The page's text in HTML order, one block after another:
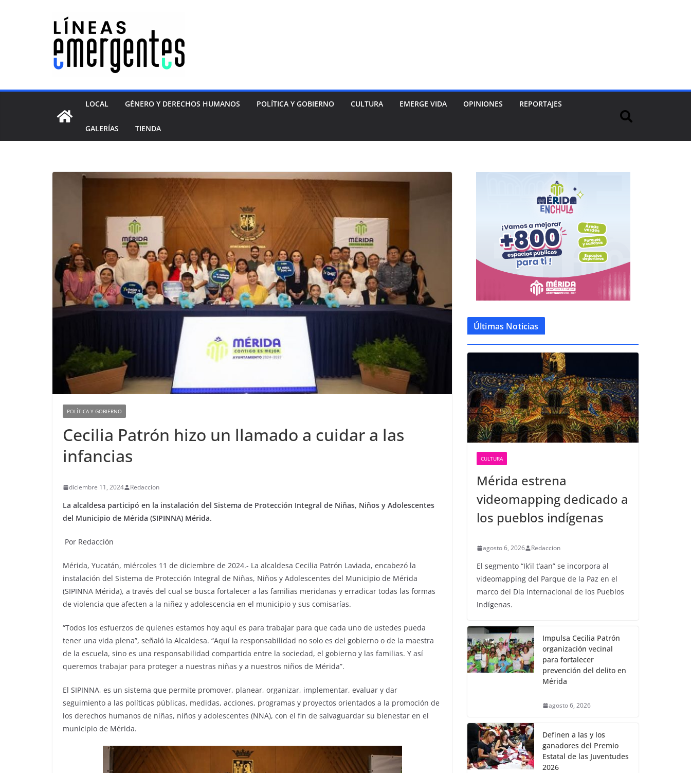
LOCAL GÉNERO Y DERECHOS HUMANOS POLÍTICA Y GOBIERNO CULTURA EMERGE VIDA OPINIONES REPORTAJES
GALERÍAS TIENDA
POLÍTICA Y GOBIERNO
Cecilia Patrón hizo un llamado a cuidar a las
infancias
diciembre 11, 2024 Redaccion
La alcaldesa participó en la instalación del Sistema de Protección Integral de Niñas, Niños y Adolescentes
del Municipio de Mérida (SIPINNA) Mérida.
Por Redacción
Mérida, Yucatán, miércoles 11 de diciembre de 2024.- La alcaldesa Cecilia Patrón Laviada, encabezó la
instalación del Sistema de Protección Integral de Niñas, Niños y Adolescentes del Municipio de Mérida
(SIPINNA Mérida), a través del cual se busca fortalecer a las familias meridanas y erradicar todas las formas
de violencia que afecten a la niñez y adolescencia en el municipio y sus comisarías.
“Todos los esfuerzos de quienes estamos hoy aquí es para trabajar para que cada uno de ustedes pueda
tener una vida plena”, señaló la Alcaldesa. “Aquí la responsabilidad no solo es del gobierno o de la maestra
de la escuela, sino es una responsabilidad compartida entre la sociedad, el gobierno y las familias. Y así
queremos trabajar para proteger a nuestras niñas y a nuestros niños de Mérida”.
El SIPINNA, es un sistema que permite promover, planear, organizar, implementar, evaluar y dar
seguimiento a las políticas públicas, medidas, acciones, programas y proyectos orientados a la promoción de
los derechos humanos de niñas, niños y adolescentes (NNA), con el fin de salvaguardar su bienestar en el
municipio de Mérida.
Últimas Noticias
CULTURA
Mérida estrena
videomapping dedicado a
los pueblos indígenas
agosto 6, 2026 Redaccion
El segmento “Ik’il t’aan” se incorpora al
videomapping del Parque de la Paz en el
marco del Día Internacional de los Pueblos
Indígenas.
Impulsa Cecilia Patrón
organización vecinal
para fortalecer
prevención del delito en
Mérida
agosto 6, 2026
Definen a las y los
ganadores del Premio
Estatal de las Juventudes
2026